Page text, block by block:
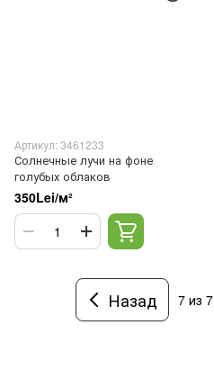
Артикул: 3461233
Солнечные лучи на фоне
голубых облаков
350Lei/м²
Назад 7 из 7